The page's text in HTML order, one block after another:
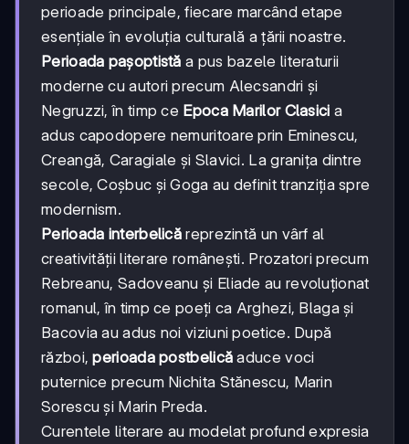
perioade principale, fiecare marcând etape
esențiale în evoluția culturală a țării noastre.
Perioada pașoptistă a pus bazele literaturii
moderne cu autori precum Alecsandri și
Negruzzi, în timp ce Epoca Marilor Clasici a
adus capodopere nemuritoare prin Eminescu,
Creangă, Caragiale și Slavici. La granița dintre
secole, Coșbuc și Goga au definit tranziția spre
modernism.
Perioada interbelică reprezintă un vârf al
creativității literare românești. Prozatori precum
Rebreanu, Sadoveanu și Eliade au revoluționat
romanul, în timp ce poeți ca Arghezi, Blaga și
Bacovia au adus noi viziuni poetice. După
război,perioada postbelică aduce voci
puternice precum Nichita Stănescu, Marin
Sorescu și Marin Preda.
Curentele literare au modelat profund expresia